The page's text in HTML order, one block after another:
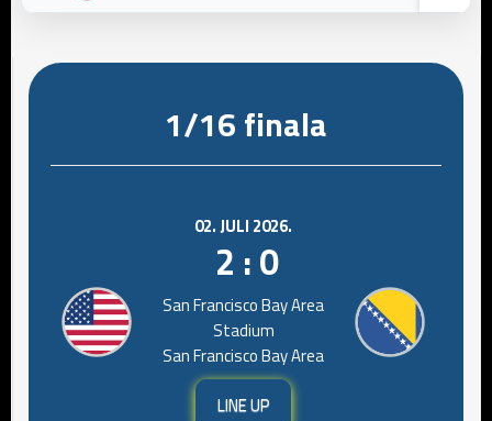
1/16 finala
02. JULI 2026.
2 : 0
San Francisco Bay Area
Stadium
San Francisco Bay Area
LINE UP